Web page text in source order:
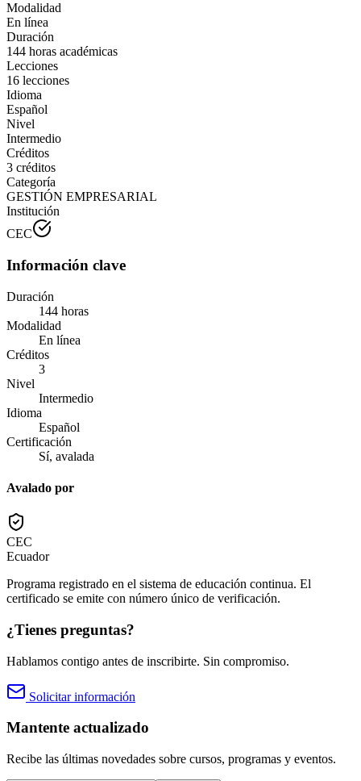
Modalidad
En línea
Duración
144 horas académicas
Lecciones
16 lecciones
Idioma
Español
Nivel
Intermedio
Créditos
3 créditos
Categoría
GESTIÓN EMPRESARIAL
Institución
CEC
Información clave
Duración
144 horas
Modalidad
En línea
Créditos
3
Nivel
Intermedio
Idioma
Español
Certificación
Sí, avalada
Avalado por
CEC
Ecuador
Programa registrado en el sistema de educación continua. El
certificado se emite con número único de verificación.
¿Tienes preguntas?
Hablamos contigo antes de inscribirte. Sin compromiso.
Solicitar información
Mantente actualizado
Recibe las últimas novedades sobre cursos, programas y eventos.